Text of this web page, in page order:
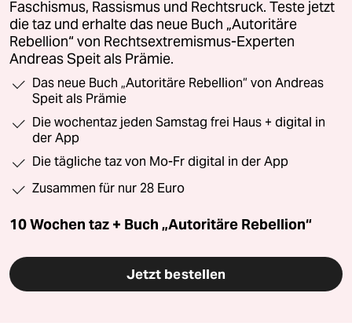
Faschismus, Rassismus und Rechtsruck. Teste jetzt
die taz und erhalte das neue Buch „Autoritäre
Rebellion“ von Rechtsextremismus-Experten
Andreas Speit als Prämie.
Das neue Buch „Autoritäre Rebellion“ von Andreas
Speit als Prämie
Die wochentaz jeden Samstag frei Haus + digital in
der App
Die tägliche taz von Mo-Fr digital in der App
Zusammen für nur 28 Euro
10 Wochen taz + Buch „Autoritäre Rebellion“
Jetzt bestellen